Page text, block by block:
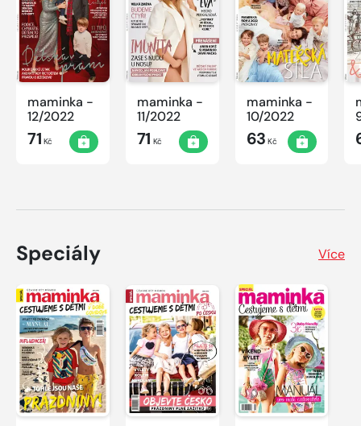
maminka -
12/2022
71 Kč
maminka -
11/2022
71 Kč
maminka -
10/2022
63 Kč
Speciály Více